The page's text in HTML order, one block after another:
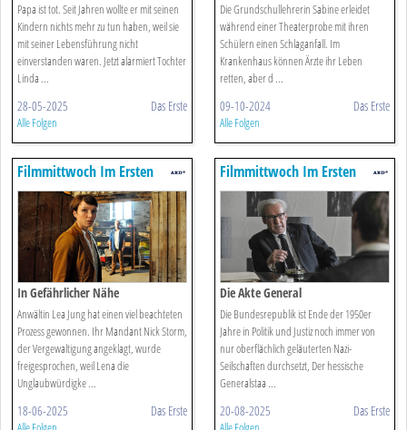
Papa ist tot. Seit Jahren wollte er mit seinen
Kindern nichts mehr zu tun haben, weil sie
mit seiner Lebensführung nicht
einverstanden waren. Jetzt alarmiert Tochter
Linda ...
28-05-2025 Das Erste
Alle Folgen
Die Grundschullehrerin Sabine erleidet
während einer Theaterprobe mit ihren
Schülern einen Schlaganfall. Im
Krankenhaus können Ärzte ihr Leben
retten, aber d ...
09-10-2024 Das Erste
Alle Folgen
Filmmittwoch Im Ersten
In Gefährlicher Nähe
Anwältin Lea Jung hat einen viel beachteten
Prozess gewonnen. Ihr Mandant Nick Storm,
der Vergewaltigung angeklagt, wurde
freigesprochen, weil Lena die
Unglaubwürdigke ...
18-06-2025 Das Erste
Filmmittwoch Im Ersten
Die Akte General
Die Bundesrepublik ist Ende der 1950er
Jahre in Politik und Justiz noch immer von
nur oberflächlich geläuterten Nazi-
Seilschaften durchsetzt, Der hessische
Generalstaa ...
20-08-2025 Das Erste